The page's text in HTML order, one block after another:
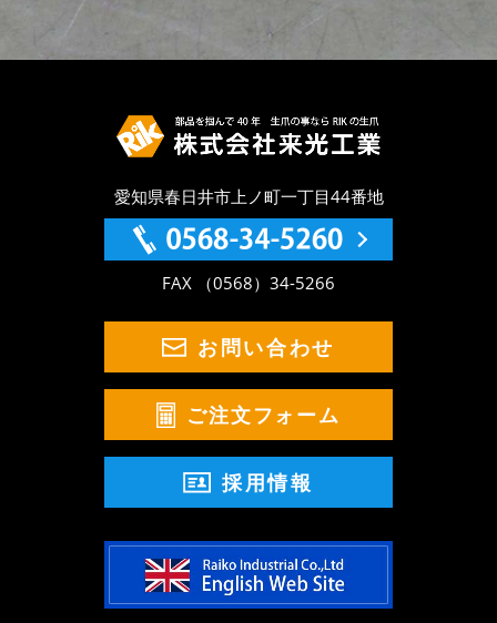
愛知県春日井市上ノ町一丁目44番地
FAX （0568）34-5266
お問い合わせ
ご注文フォーム
採用情報